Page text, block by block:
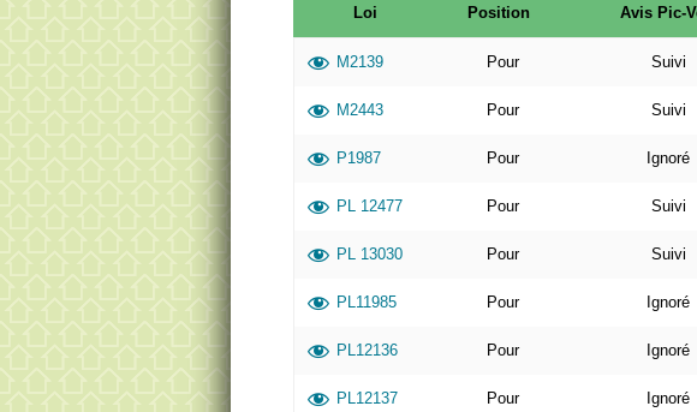
Loi Position Avis Pic-
M2139 Pour Suivi
M2443 Pour Suivi
P1987 Pour Ignoré
PL 12477 Pour Suivi
PL 13030 Pour Suivi
PL11985 Pour Ignoré
PL12136 Pour Ignoré
PL12137 Pour Ignoré